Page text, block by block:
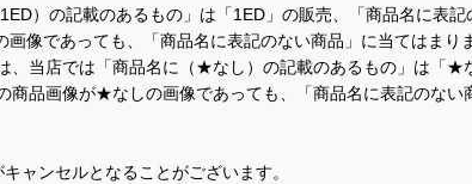
）の記載のあるもの」は「1ED」の販売、「商品名に表
像であっても、「商品名に表記のない商品」に当てはまり
当店では「商品名に（★なし）の記載のあるもの」は「
品画像が★なしの画像であっても、「商品名に表記のない
ャンセルとなることがございます。